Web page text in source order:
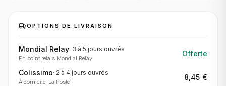
OPTIONS DE LIVRAISON
Mondial Relay· 3 à 5 jours ouvrés
En point relais Mondial Relay
Offerte
Colissimo· 2 à 4 jours ouvrés
À domicile, La Poste
8,45 €